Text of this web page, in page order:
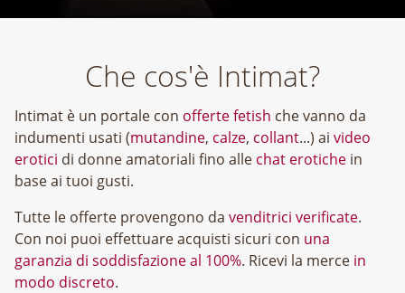
Che cos'è Intimat?
Intimat è un portale con offerte fetish che vanno da
indumenti usati (mutandine, calze, collant...) ai video
erotici di donne amatoriali fino alle chat erotiche in
base ai tuoi gusti.
Tutte le offerte provengono da venditrici verificate.
Con noi puoi effettuare acquisti sicuri con una
garanzia di soddisfazione al 100%. Ricevi la merce in
modo discreto.